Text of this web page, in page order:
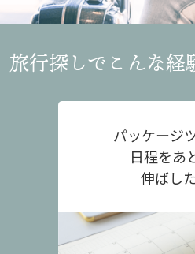
旅行探しでこんな経
パッケージ
日程をあ
伸ばし